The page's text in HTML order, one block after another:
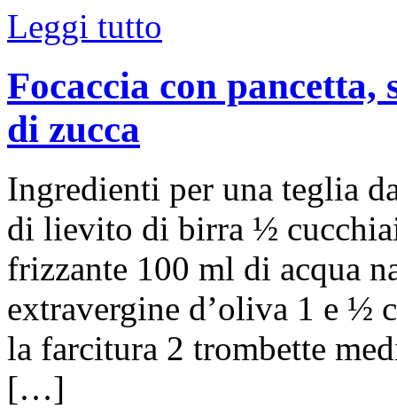
Leggi tutto
Focaccia con
di zucca
Ingredienti per una teglia
di lievito di birra ½
frizzante 100 ml di acqua
extravergine d’oliva 1 e ½
la farcitura 2 trombette
[…]